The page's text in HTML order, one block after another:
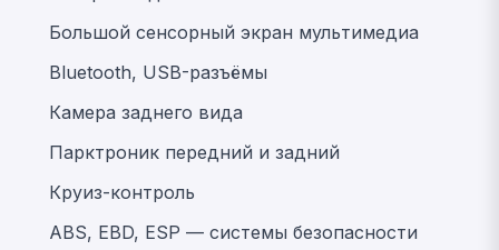
Большой сенсорный экран мультимедиа
Bluetooth, USB-разъёмы
Камера заднего вида
Парктроник передний и задний
Круиз-контроль
ABS, EBD, ESP — системы безопасности